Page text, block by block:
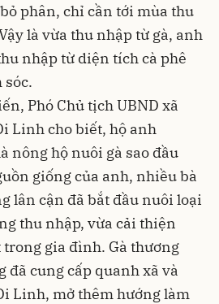
phân, chỉ cần tới mùa thu
là vừa thu nhập từ gà, anh
nhập từ diện tích cà phê
sóc.
Phó Chủ tịch UBND xã
Linh cho biết, hộ anh
nông hộ nuôi gà sao đầu
giống của anh, nhiều bà
lân cận đã bắt đầu nuôi loại
thu nhập, vừa cải thiện
gia đình. Gà thương
đã cung cấp quanh xã và
Linh, mở thêm hướng làm